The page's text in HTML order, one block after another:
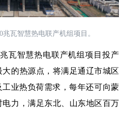
瓦智慧热电联产机组项目。‍
智慧热电联产机组项目投产
的热源点，将满足通辽市城区
工业热负荷需求，每年还可向蒙
力，满足东北、山东地区百万